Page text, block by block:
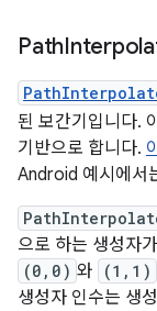
Path
된 보간기입니다.
기반으로 합니다.
Android 예시에서
으로 하는 생성자
(0,0) 와 (1,1)
생성자 인수는 생